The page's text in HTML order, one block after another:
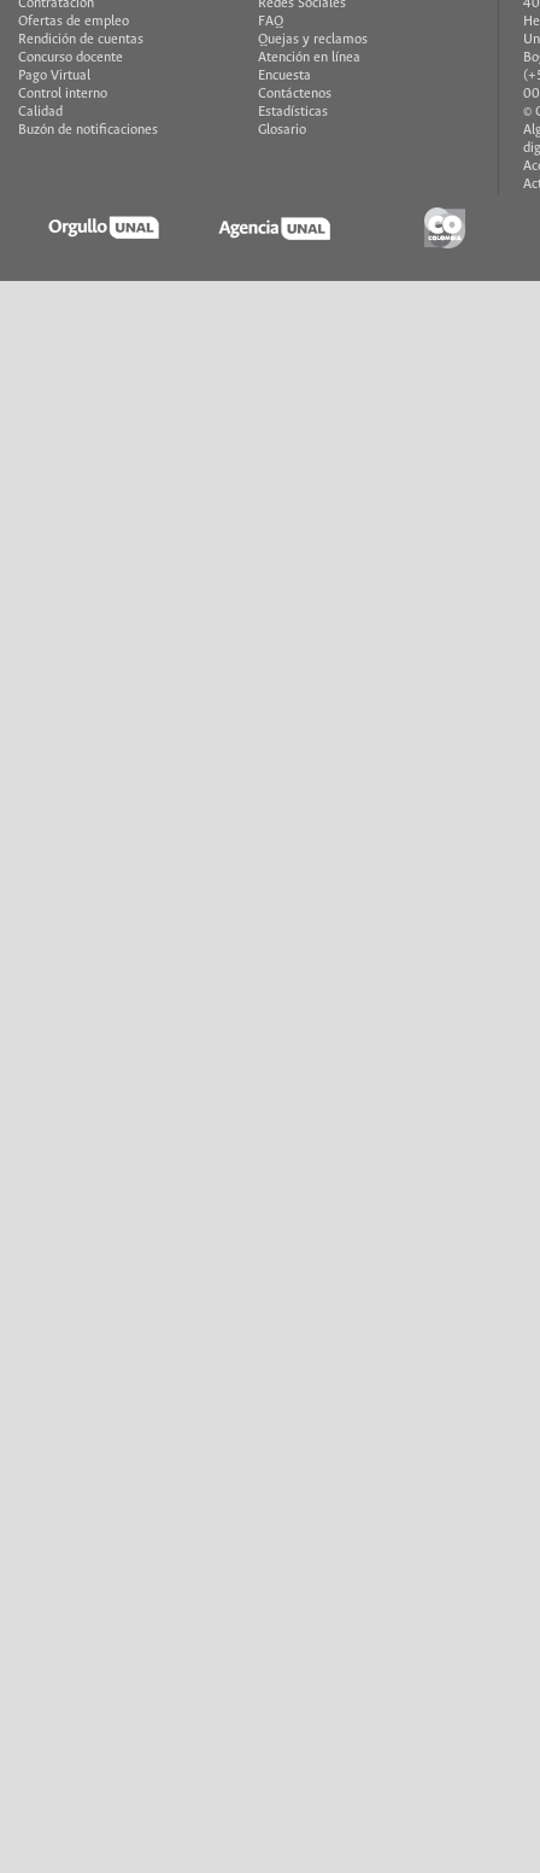
Contratación
Ofertas de empleo
Rendición de cuentas
Concurso docente
Pago Virtual
Control interno
Calidad
Buzón de notificaciones
Redes Sociales
FAQ
Quejas y reclamos
Atención en línea
Encuesta
Contáctenos
Estadísticas
Glosario
©